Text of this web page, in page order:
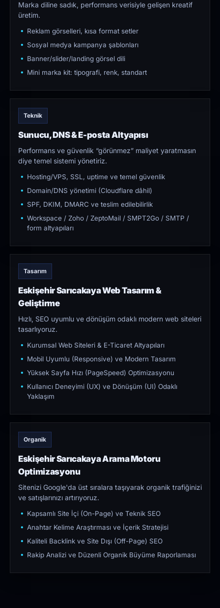
Marka diline sadık, performans verisiyle gelişen kreatif
üretim.
Reklam görselleri, kısa format setler
Sosyal medya kampanya şablonları
Banner/slider/landing görsel dili
Mini marka kit: tipografi, renk, standart
Teknik
Sunucu, DNS & E-posta Altyapısı
Performans ve güvenlik “görünmez” maliyet yaratmasın
diye temel sistemi yönetiriz.
Hosting/VPS, SSL, uptime ve temel güvenlik
Domain/DNS yönetimi (Cloudflare dâhil)
SPF, DKIM, DMARC ve teslim edilebilirlik
Workspace / Zoho / ZeptoMail / SMPT2Go / SMTP /
form altyapıları
Tasarım
Eskişehir Sarıcakaya Web Tasarım &
Geliştirme
Hızlı, SEO uyumlu ve dönüşüm odaklı modern web siteleri
tasarlıyoruz.
Kurumsal Web Siteleri & E-Ticaret Altyapıları
Mobil Uyumlu (Responsive) ve Modern Tasarım
Yüksek Sayfa Hızı (PageSpeed) Optimizasyonu
Kullanıcı Deneyimi (UX) ve Dönüşüm (UI) Odaklı
Yaklaşım
Organik
Eskişehir Sarıcakaya Arama Motoru
Optimizasyonu
Sitenizi Google'da üst sıralara taşıyarak organik trafiğinizi
ve satışlarınızı artırıyoruz.
Kapsamlı Site İçi (On-Page) ve Teknik SEO
Anahtar Kelime Araştırması ve İçerik Stratejisi
Kaliteli Backlink ve Site Dışı (Off-Page) SEO
Rakip Analizi ve Düzenli Organik Büyüme Raporlaması